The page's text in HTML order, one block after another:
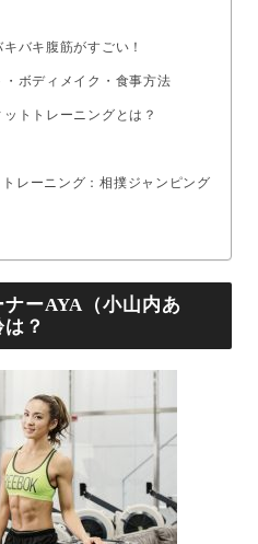
バキ腹筋がすごい！
ボディメイク・食事方法
トトレーニングとは？
レーニング：相撲ジャンピング
ーAYA（小山内あ
？